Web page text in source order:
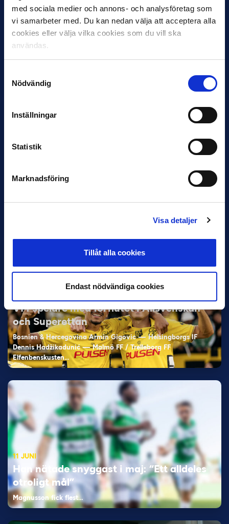
med sociala medier och annons- och analysföretag som
vi samarbeter med. Du kan nedan välja att acceptera alla
cookies eller välja vilka cookies som du vill ska
användas.
Nödvändig
Inställningar
Statistik
Marknadsföring
Visa detaljer
Tillåt alla cookies
Endast nödvändiga cookies
30 JUNI
Helstrup ny tränare i Malmö FF
Favorit i repris för Sirius i maj
VM-spelare med förflutet i Allsvenskan
och Superettan
Bosnien & Hercegovina Armin Gigovic — Helsingborgs IF
Dennis Hadžikadunić — Malmö FF / Trelleborg FF
Elfenbenskusten…
11 JUNI
Han nätade snyggast i maj: “Ett alldeles
otroligt mål”
Magnusson fick flest…